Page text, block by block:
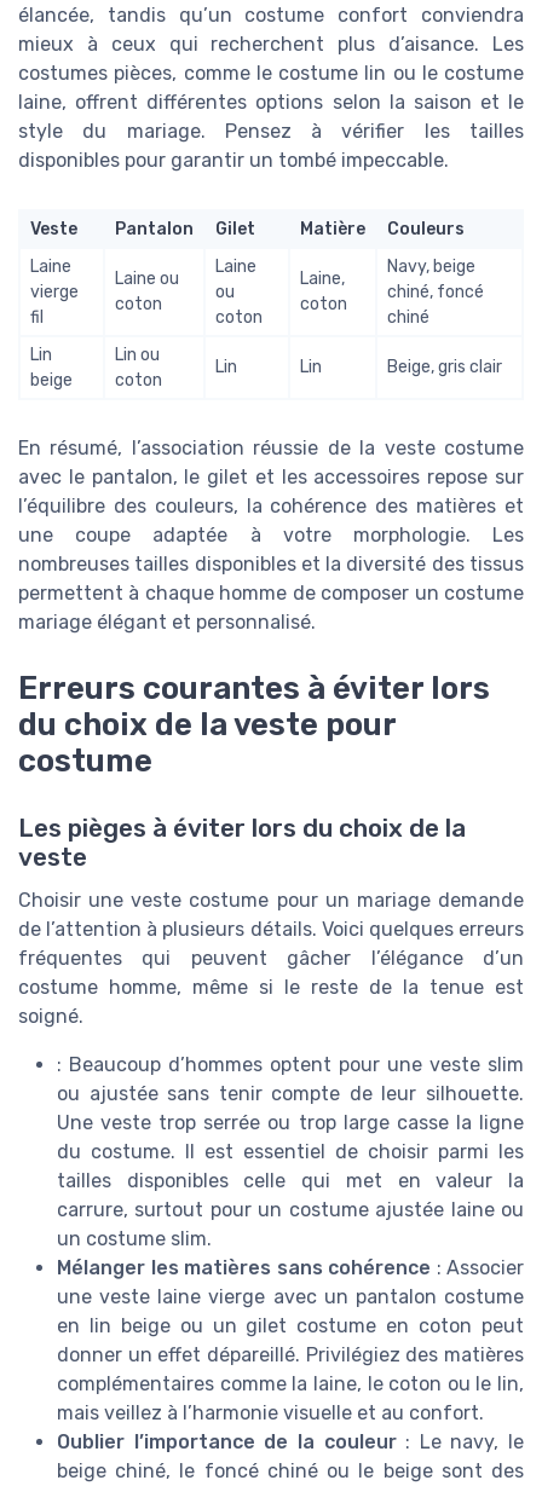
élancée, tandis qu’un costume confort conviendra
mieux à ceux qui recherchent plus d’aisance. Les
costumes pièces, comme le costume lin ou le costume
laine, offrent différentes options selon la saison et le
style du mariage. Pensez à vérifier les tailles
disponibles pour garantir un tombé impeccable.
Veste Pantalon Gilet Matière
Couleurs
Laine
vierge
fil
Laine ou
coton
Laine
ou
coton
Laine,
coton
Navy, beige
chiné, foncé
chiné
Lin
beige
Lin ou
coton
Lin Lin Beige, gris clair
En résumé, l’association réussie de la veste costume
avec le pantalon, le gilet et les accessoires repose sur
l’équilibre des couleurs, la cohérence des matières et
une coupe adaptée à votre morphologie. Les
nombreuses tailles disponibles et la diversité des tissus
permettent à chaque homme de composer un costume
mariage élégant et personnalisé.
Erreurs courantes à éviter lors
du choix de la veste pour
costume
Les pièges à éviter lors du choix de la
veste
Choisir une veste costume pour un mariage demande
de l’attention à plusieurs détails. Voici quelques erreurs
fréquentes qui peuvent gâcher l’élégance d’un
costume homme, même si le reste de la tenue est
soigné.
: Beaucoup d’hommes optent pour une veste slim
ou ajustée sans tenir compte de leur silhouette.
Une veste trop serrée ou trop large casse la ligne
du costume. Il est essentiel de choisir parmi les
tailles disponibles celle qui met en valeur la
carrure, surtout pour un costume ajustée laine ou
un costume slim.
Mélanger les matières sans cohérence : Associer
une veste laine vierge avec un pantalon costume
en lin beige ou un gilet costume en coton peut
donner un effet dépareillé. Privilégiez des matières
complémentaires comme la laine, le coton ou le lin,
mais veillez à l’harmonie visuelle et au confort.
Oublier l’importance de la couleur: Le navy, le
beige chiné, le foncé chiné ou le beige sont des